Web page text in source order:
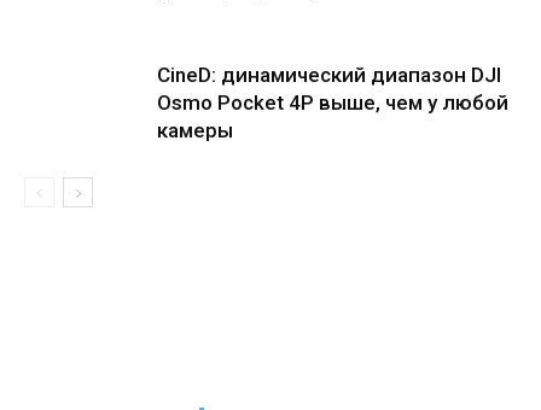
CineD: динамический диапазон DJI
Osmo Pocket 4P выше, чем у любой
камеры